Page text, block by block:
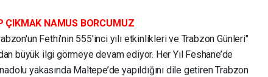
ÇIKMAK NAMUS BORCUMUZ
Fethi'nin 555'inci yılı etkinlikleri ve Trabzon Günleri"
büyük ilgi görmeye devam ediyor. Her Yıl Feshane’de
yakasında Maltepe’de yapıldığını dile getiren Trabzon